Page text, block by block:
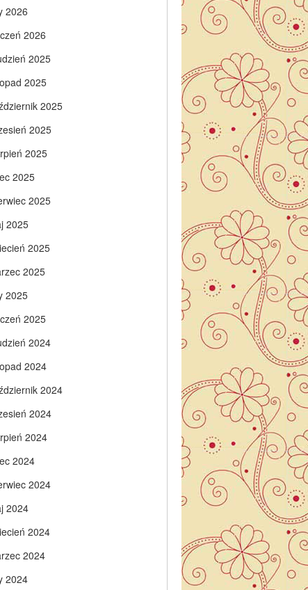
2026
2026
2025
2025
2025
2025
2025
2025
2025
2025
2025
2025
2025
2025
2024
2024
2024
2024
2024
2024
2024
2024
2024
2024
2024